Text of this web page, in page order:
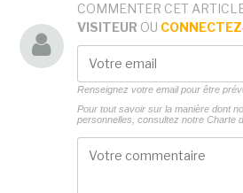
COMMENTER CET
VISITEUR OU
Renseignez votre email pour être
Pour tout savoir sur la manière dont
personnelles, consultez notre Charte